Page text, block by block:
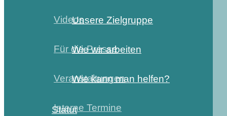
Videos
Für die Presse
Veranstaltungen
Interne Termine
Unsere Zielgruppe
Wie wir arbeiten
Wie kann man helfen?
Statut